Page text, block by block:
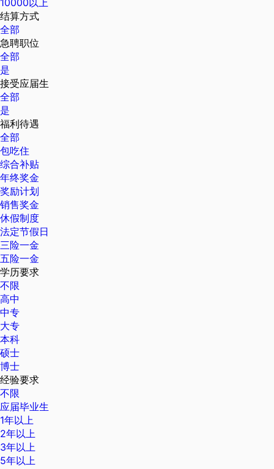
10000以上
结算方式
全部
急聘职位
全部
是
接受应届生
全部
是
福利待遇
全部
包吃住
综合补贴
年终奖金
奖励计划
销售奖金
休假制度
法定节假日
三险一金
五险一金
学历要求
不限
高中
中专
大专
本科
硕士
博士
经验要求
不限
应届毕业生
1年以上
2年以上
3年以上
5年以上